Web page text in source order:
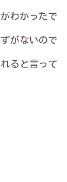
わかったで
がないので
ると言って